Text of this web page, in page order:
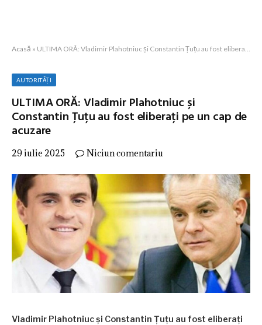
Acasă » ULTIMA ORĂ: Vladimir Plahotniuc și Constantin Țuțu au fost eliberați pe un cap de acuzare
AUTORITĂȚI
ULTIMA ORĂ: Vladimir Plahotniuc și
Constantin Țuțu au fost eliberați pe un cap de
acuzare
29 iulie 2025 Niciun comentariu
Vladimir Plahotniuc și Constantin Țuțu au fost eliberați